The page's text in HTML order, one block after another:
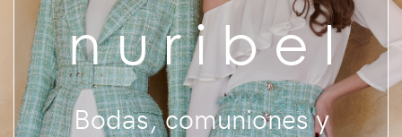
DANIELLA
Graduaciones y puestas de